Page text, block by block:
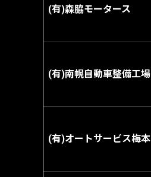
(有)森脇モータース
(有)南幌自動車整備工場
(有)オートサービス梅本